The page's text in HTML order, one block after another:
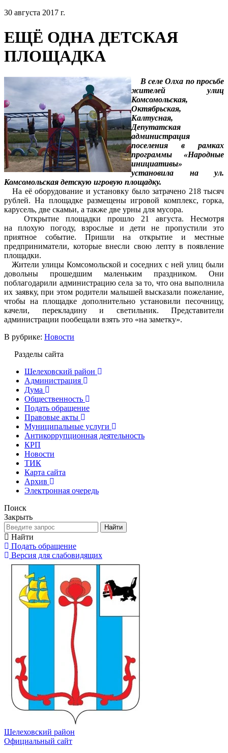
30 августа 2017 г.
ЕЩЁ ОДНА ДЕТСКАЯ
ПЛОЩАДКА
В селе Олха по просьбе
жителей улиц
Комсомольская,
Октябрьская,
Калтусная,
Депутатская
администрация
поселения в рамках
программы «Народные
инициативы»
установила на ул.
Комсомольская детскую игровую площадку.
На её оборудование и установку было затрачено 218 тысяч
рублей. На площадке размещены игровой комплекс, горка,
карусель, две скамьи, а также две урны для мусора.
Открытие площадки прошло 21 августа. Несмотря
на плохую погоду, взрослые и дети не пропустили это
приятное событие. Пришли на открытие и местные
предприниматели, которые внесли свою лепту в появление
площадки.
Жители улицы Комсомольской и соседних с ней улиц были
довольны прошедшим маленьким праздником. Они
поблагодарили администрацию села за то, что она выполнила
их заявку, при этом родители малышей высказали пожелание,
чтобы на площадке дополнительно установили песочницу,
качели, перекладину и светильник. Представители
администрации пообещали взять это «на заметку».
В рубрике: Новости
Разделы сайта
Шелеховский район
Администрация
Дума
Общественность
Подать обращение
Правовые акты
Муниципальные услуги
Антикоррупционная деятельность
КРП
Новости
ТИК
Карта сайта
Архив
Электронная очередь
Поиск
Закрыть
Найти
Найти
Подать обращение
Версия для слабовидящих
Шелеховский район
Официальный сайт